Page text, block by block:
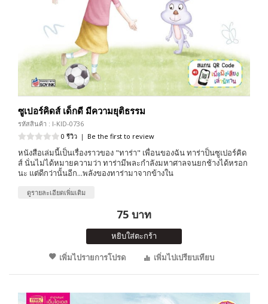
ซูเปอร์คิดส์ เด็กดี มีความยุติธรรม
รหัสสินค้า : I-KID-0736
0 รีวิว | Be the first to review
หนังสือเล่มนี้เป็นเรื่องราวของ "ทาร่า" เพื่อนของฉัน ทาร่าป็นซูเปอร์คิด
ส์ นั่นไม่ได้หมายความว่า ทาร่ามีพละกำลังมหาศาลจนยกช้างได้หรอก
นะ แต่ดีกว่านั้นอีก...พลังของทาร่ามาจากข้างใน
ดูรายละเอียดเพิ่มเติม
75 บาท
หยิบใส่ตะกร้า
เพิ่มไปรายการโปรด
เพิ่มไปเปรียบเทียบ